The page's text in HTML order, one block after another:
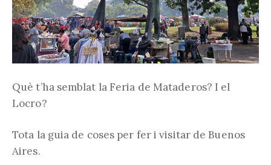
Què t’ha semblat la Feria de Mataderos? I el
Locro?
Tota la guia de coses per fer i visitar de Buenos
Aires.